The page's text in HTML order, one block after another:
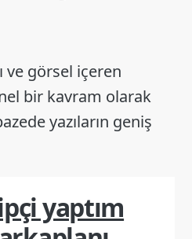
ve görsel içeren
bir kavram olarak
yazıların geniş
yaptım